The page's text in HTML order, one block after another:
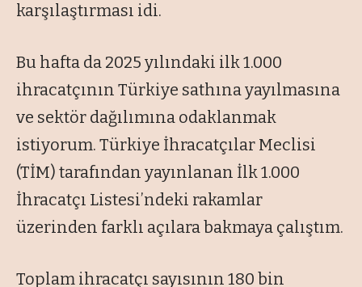
karşılaştırması idi.
Bu hafta da 2025 yılındaki ilk 1.000
ihracatçının Türkiye sathına yayılmasına
ve sektör dağılımına odaklanmak
istiyorum. Türkiye İhracatçılar Meclisi
(TİM) tarafından yayınlanan İlk 1.000
İhracatçı Listesi’ndeki rakamlar
üzerinden farklı açılara bakmaya çalıştım.
Toplam ihracatçı sayısının 180 bin